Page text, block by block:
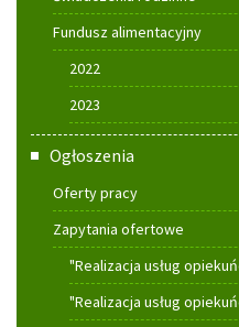
Fundusz alimentacyjny
2022
2023
Ogłoszenia
Oferty pracy
Zapytania ofertowe
"Realizacja usług
"Realizacja usług